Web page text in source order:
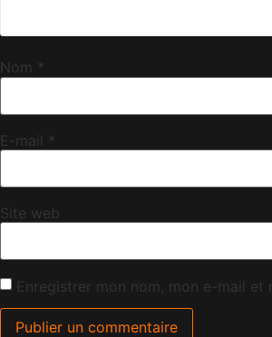
Nom *
E-mail *
Site web
Enregistrer mon nom, mon e-mail